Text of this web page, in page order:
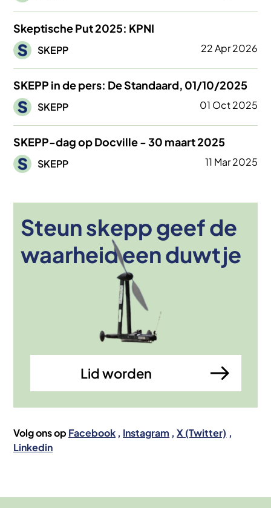
Skeptische Put 2025: KPNI
Afbeelding
SKEPP 22 Apr 2026
SKEPP in de pers: De Standaard, 01/10/2025
Afbeelding
SKEPP 01 Oct 2025
SKEPP-dag op Docville - 30 maart 2025
Afbeelding
SKEPP 11 Mar 2025
Steun skepp geef de
waarheid een duwtje
Lid worden
Afbeelding
Volg ons op Facebook Instagram
X (Twitter)
Linkedin